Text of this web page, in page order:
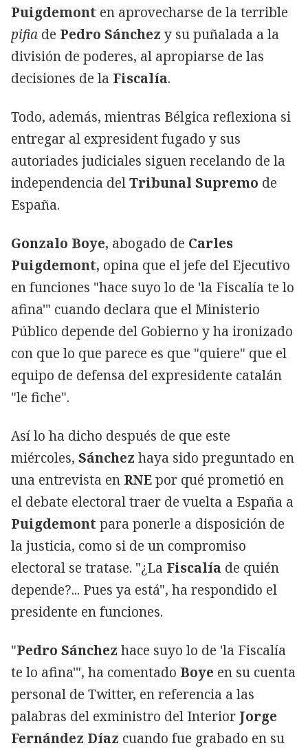
Puigdemont en aprovecharse de la terrible
pifia de Pedro Sánchez y su puñalada a la
división de poderes, al apropiarse de las
decisiones de la Fiscalía.
Todo, además, mientras Bélgica reflexiona si
entregar al expresident fugado y sus
autoriades judiciales siguen recelando de la
independencia delTribunal Supremo de
España.
Gonzalo Boye, abogado de Carles
Puigdemont, opina que el jefe del Ejecutivo
en funciones "hace suyo lo de 'la Fiscalía te lo
afina'" cuando declara que el Ministerio
Público depende del Gobierno y ha ironizado
con que lo que parece es que "quiere" que el
equipo de defensa del expresidente catalán
"le fiche".
Así lo ha dicho después de que este
miércoles, Sánchez haya sido preguntado en
una entrevista en RNEpor qué prometió en
el debate electoral traer de vuelta a España a
Puigdemont para ponerle a disposición de
la justicia, como si de un compromiso
electoral se tratase. "¿La Fiscalía de quién
depende?... Pues ya está", ha respondido el
presidente en funciones.
"Pedro Sánchez hace suyo lo de 'la Fiscalía
te lo afina'", ha comentado Boye en su cuenta
personal de Twitter, en referencia a las
palabras del exministro del Interior Jorge
Fernández Díaz cuando fue grabado en su